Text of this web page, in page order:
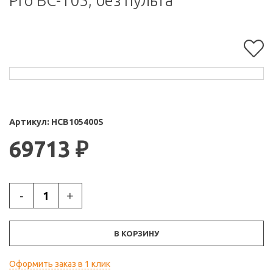
Артикул: HCB105400S
69713 ₽
- +
В КОРЗИНУ
Оформить заказ в 1 клик